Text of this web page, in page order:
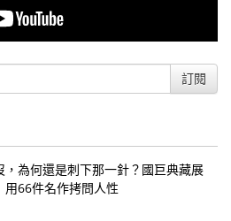
訂閱
，為何還是刺下那一針？國巨典藏展
用66件名作拷問人性